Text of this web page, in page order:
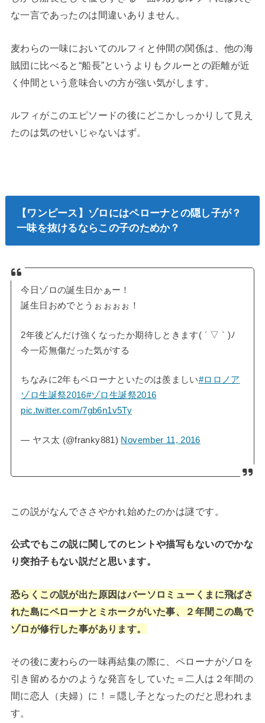
な一言であったのは間違いありません。
麦わらの一味においてのルフィと仲間の関係は、他の海
賊団に比べると“船長”というよりもクルーとの距離が近
く仲間という意味合いの方が強い気がします。
ルフィがこのエピソードの後にどこかしっかりして見え
たのは気のせいじゃないはず。
【ワンピース】ゾロにはペローナとの隠し子が？
一味を抜けるならこの子のためか？
今日ゾロの誕生日かぁー！
誕生日おめでとうぉぉぉぉ！
2年後どんだけ強くなったか期待しときます( ´ ▽ ` )ﾉ
今一応無傷だった気がする
ちなみに2年もペローナといたのは羨ましい#ロロノア
ゾロ生誕祭2016#ゾロ生誕祭2016
pic.twitter.com/7gb6n1v5Ty
— ヤス太 (@franky881) November 11, 2016
この説がなんでささやかれ始めたのかは謎です。
公式でもこの説に関してのヒントや描写もないのでかな
り突拍子もない説だと思います。
恐らくこの説が出た原因はバーソロミューくまに飛ばさ
れた島にペローナとミホークがいた事、２年間この島で
ゾロが修行した事があります。
その後に麦わらの一味再結集の際に、ペローナがゾロを
引き留めるかのような発言をしていた＝二人は２年間の
間に恋人（夫婦）に！＝隠し子となったのだと思われま
す。